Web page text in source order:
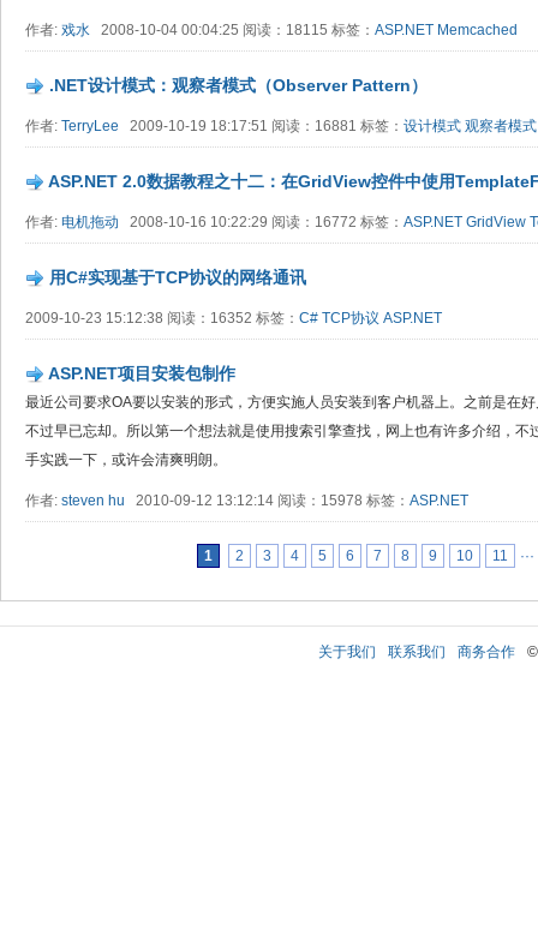
作者: 戏水 2008-10-04 00:04:25 阅读：18115 标签： ASP.NET Memcached
.NET设计模式：观察者模式（Observer Pattern）
作者: TerryLee 2009-10-19 18:17:51 阅读：16881 标签： 设计模式 观察者模式
ASP.NET 2.0数据教程之十二：在GridView控件中使用
作者: 电机拖动 2008-10-16 10:22:29 阅读：16772 标签： ASP.NET GridView
用C#实现基于TCP协议的网络通讯
2009-10-23 15:12:38 阅读：16352 标签： C# TCP协议 ASP.NET
ASP.NET项目安装包制作
最近公司要求OA要以安装的形式，方便实施人员安装到客户机器上。之前是在
不过早已忘却。所以第一个想法就是使用搜索引擎查找，网上也有许多介绍，
手实践一下，或许会清爽明朗。
作者: steven hu 2010-09-12 13:12:14 阅读：15978 标签： ASP.NET
1 2 3 4 5 6 7 8 9 10 11 ···
关于我们 联系我们 商务合作